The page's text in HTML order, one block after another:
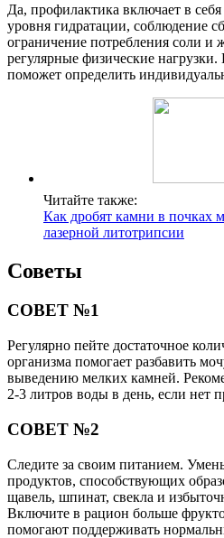
Да, профилактика включает в
уровня гидратации, соблюдение
ограничение потребления соли и
регулярные физические нагрузки.
поможет определить
Читайте также:
Как дробят камни в почках
лазерной литотрипсии
Советы
СОВЕТ №1
Регулярно пейте достаточное
организма помогает разбавить
выведению мелких камней.
2-3 литров воды в день, если нет
СОВЕТ №2
Следите за своим питанием.
продуктов, способствующих
щавель, шпинат, свекла и
Включите в рацион больше
помогают поддерживать